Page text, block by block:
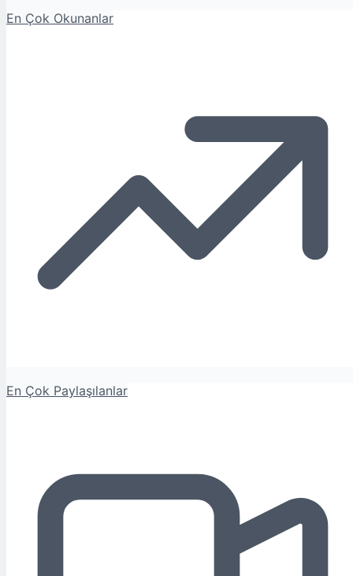
En Çok Okunanlar
En Çok Paylaşılanlar